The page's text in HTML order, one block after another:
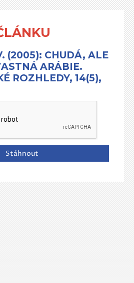
(2005): CHUDÁ, ALE
ARÁBIE.
ROZHLEDY, 14(5),